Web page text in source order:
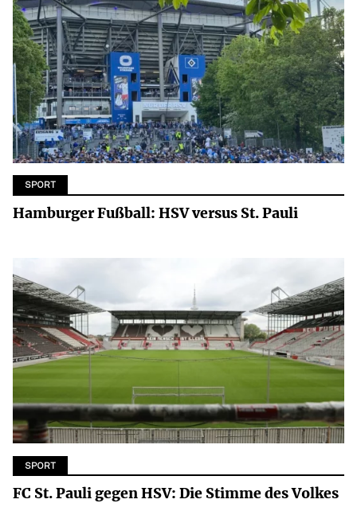
SPORT
Hamburger Fußball: HSV versus St. Pauli
SPORT
FC St. Pauli gegen HSV: Die Stimme des Volkes